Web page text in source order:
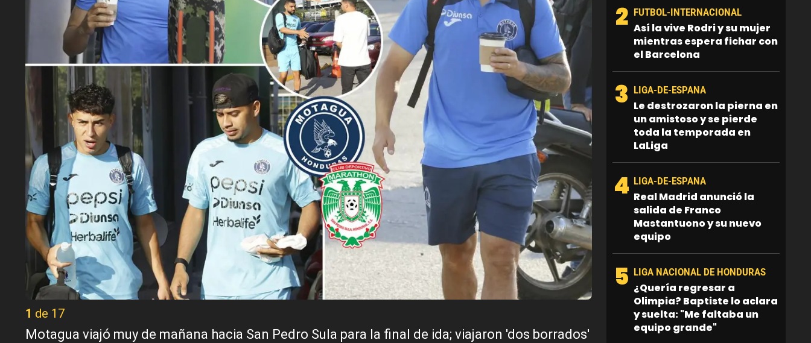
1 de 17
Motagua viajó muy de mañana hacia San Pedro Sula para la final de ida; viajaron 'dos borrados'
2 FUTBOL-INTERNACIONAL
Así la vive Rodri y su mujer
mientras espera fichar con
el Barcelona
3 LIGA-DE-ESPANA
Le destrozaron la pierna en
un amistoso y se pierde
toda la temporada en
LaLiga
4 LIGA-DE-ESPANA
Real Madrid anunció la
salida de Franco
Mastantuono y su nuevo
equipo
5 LIGA NACIONAL DE HONDURAS
¿Quería regresar a
Olimpia? Baptiste lo aclara
y suelta: "Me faltaba un
equipo grande"